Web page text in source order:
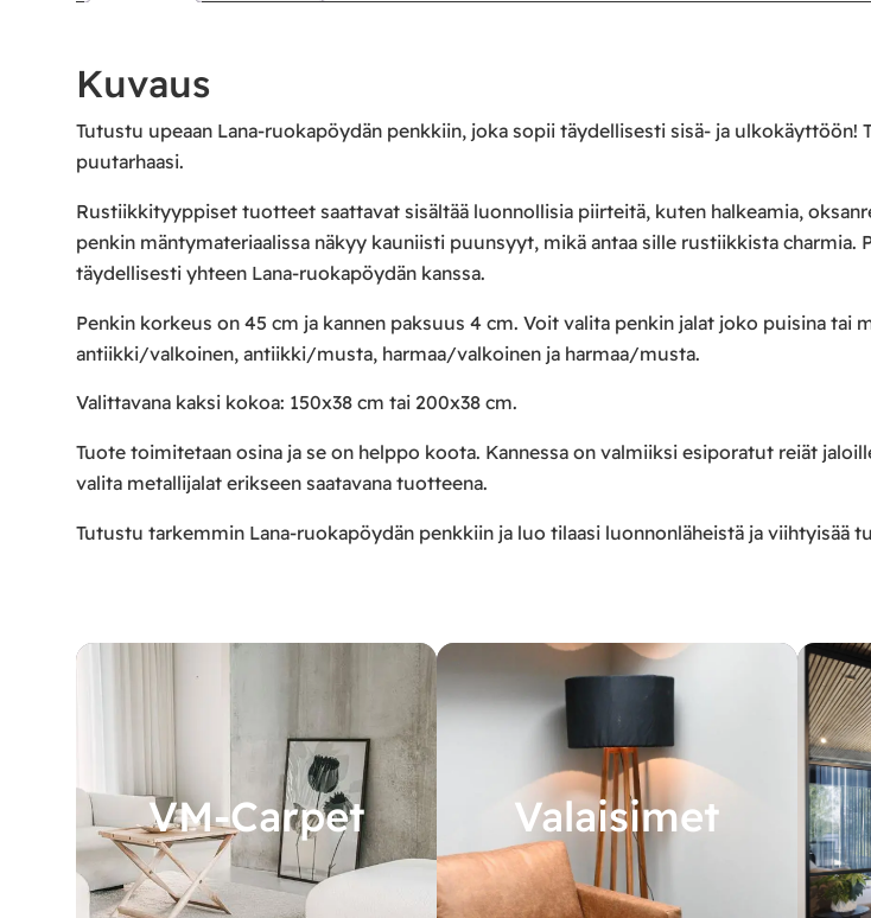
Kuvaus
Tutustu upeaan Lana-ruokapöydän penkkiin, joka sopii täydellisesti sisä- ja
puutarhaasi.
Rustiikkityyppiset tuotteet saattavat sisältää luonnollisia piirteitä, kuten halkeamia,
penkin mäntymateriaalissa näkyy kauniisti puunsyyt, mikä antaa sille rustiikkista
täydellisesti yhteen Lana-ruokapöydän kanssa.
Penkin korkeus on 45 cm ja kannen paksuus 4 cm. Voit valita penkin jalat joko puisina tai
antiikki/valkoinen, antiikki/musta, harmaa/valkoinen ja harmaa/musta.
Valittavana kaksi kokoa: 150x38 cm tai 200x38 cm.
Tuote toimitetaan osina ja se on helppo koota. Kannessa on valmiiksi esiporatut reiät
valita metallijalat erikseen saatavana tuotteena.
Tutustu tarkemmin Lana-ruokapöydän penkkiin ja luo tilaasi luonnonläheistä ja viihtyisää
VM-Carpet Valaisimet